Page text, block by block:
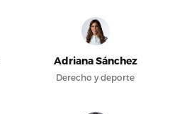
Adriana Sánchez
Derecho y deporte